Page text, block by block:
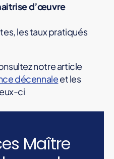
d’œuvre
les taux pratiqués
notre article
décennaleet les
ci
Maître